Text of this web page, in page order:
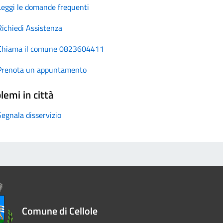
le domande frequenti
Assistenza
il comune 0823604411
un appuntamento
in città
disservizio
Comune di Cellole